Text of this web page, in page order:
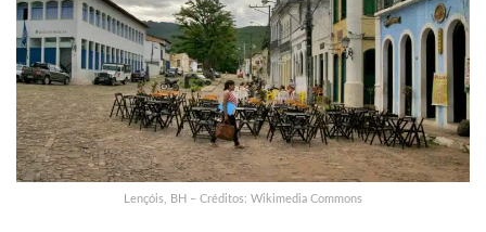
Lençóis, BH – Créditos: Wikimedia Commons